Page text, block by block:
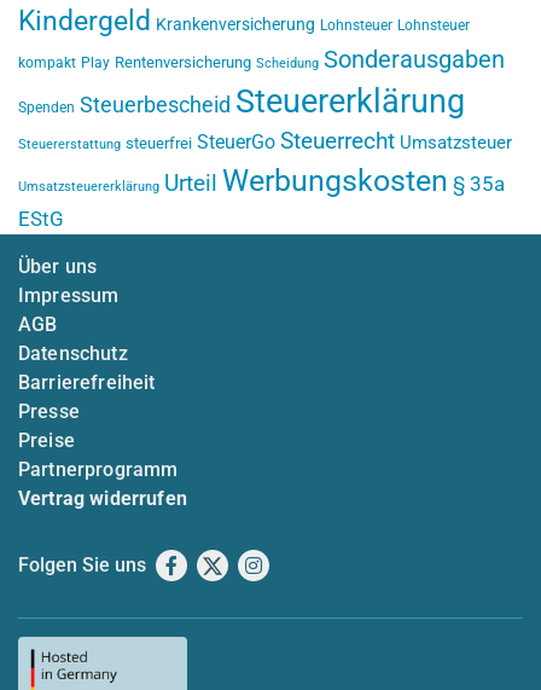
Kindergeld Krankenversicherung Lohnsteuer Lohnsteuer
kompakt Play Rentenversicherung Scheidung Sonderausgaben
Spenden Steuerbescheid Steuererklärung
Steuererstattung steuerfrei SteuerGo Steuerrecht Umsatzsteuer
Umsatzsteuererklärung Urteil Werbungskosten § 35a
EStG
Über uns
Impressum
AGB
Datenschutz
Barrierefreiheit
Presse
Preise
Partnerprogramm
Vertrag widerrufen
Folgen Sie uns Facebook
X Instagram